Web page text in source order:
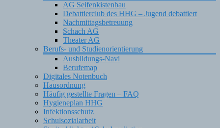
AG Seifenkistenbau
Debattierclub des HHG – Jugend debattiert
Nachmittagsbetreuung
Schach AG
Theater AG
Berufs- und Studienorientierung
Ausbildungs-Navi
Berufemap
Digitales Notenbuch
Hausordnung
Häufig gestellte Fragen – FAQ
Hygieneplan HHG
Infektionsschutz
Schulsozialarbeit